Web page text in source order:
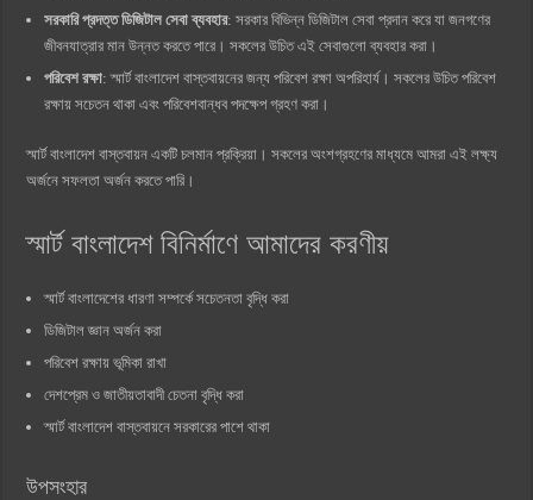
সরকারি প্রদত্ত ডিজিটাল সেবা ব্যবহার: সরকার বিভিন্ন ডিজিটাল সেবা প্রদান করে যা জনগণের
জীবনযাত্রার মান উন্নত করতে পারে। সকলের উচিত এই সেবাগুলো ব্যবহার করা।
পরিবেশ রক্ষা: স্মার্ট বাংলাদেশ বাস্তবায়নের জন্য পরিবেশ রক্ষা অপরিহার্য। সকলের উচিত পরিবেশ
রক্ষায় সচেতন থাকা এবং পরিবেশবান্ধব পদক্ষেপ গ্রহণ করা।
স্মার্ট বাংলাদেশ বাস্তবায়ন একটি চলমান প্রক্রিয়া। সকলের অংশগ্রহণের মাধ্যমে আমরা এই লক্ষ্য
অর্জনে সফলতা অর্জন করতে পারি।
স্মার্ট বাংলাদেশ বিনির্মাণে আমাদের করণীয়
স্মার্ট বাংলাদেশের ধারণা সম্পর্কে সচেতনতা বৃদ্ধি করা
ডিজিটাল জ্ঞান অর্জন করা
পরিবেশ রক্ষায় ভূমিকা রাখা
দেশপ্রেম ও জাতীয়তাবাদী চেতনা বৃদ্ধি করা
স্মার্ট বাংলাদেশ বাস্তবায়নে সরকারের পাশে থাকা
উপসংহার